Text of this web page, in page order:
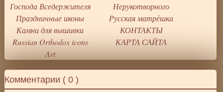
Комментарии (0 )
Господа Вседержителя
Нерукотворного
Праздничные иконы
Русская матрёшка
Камни для вышивки
КОНТАКТЫ
Russian Orthodox icons
Art
КАРТА САЙТА